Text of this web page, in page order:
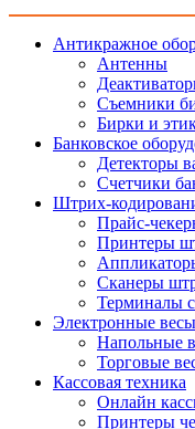
Антикражное
Антенны
Съемники
Бирки и
Банковское
Детекторы
Счетчики
Штрих-
Прайс-
Принтеры
Сканеры
Терминалы
Электронные весы
Напольные
Торговые
Кассовая техника
Онлайн
Принтеры